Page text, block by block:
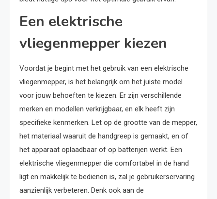
Een elektrische
vliegenmepper kiezen
Voordat je begint met het gebruik van een elektrische
vliegenmepper, is het belangrijk om het juiste model
voor jouw behoeften te kiezen. Er zijn verschillende
merken en modellen verkrijgbaar, en elk heeft zijn
specifieke kenmerken. Let op de grootte van de mepper,
het materiaal waaruit de handgreep is gemaakt, en of
het apparaat oplaadbaar of op batterijen werkt. Een
elektrische vliegenmepper die comfortabel in de hand
ligt en makkelijk te bedienen is, zal je gebruikerservaring
aanzienlijk verbeteren. Denk ook aan de